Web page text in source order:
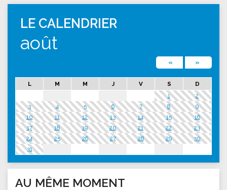
Vous êtes ici
LE CALENDRIER
août
« »
L M M J V S
D
1
2
3
4 5 6 7 8
9
10
11 12 13 14 15
16
17
18 19 20 21 22
23
24
25 26 27 28 29
30
31
AU MÊME MOMENT